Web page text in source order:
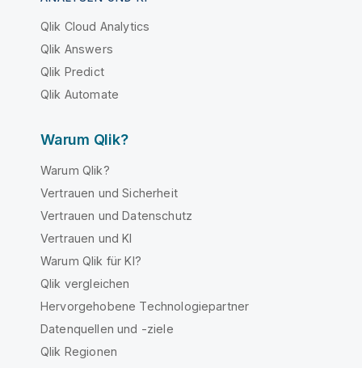
Qlik Cloud Analytics
Qlik Answers
Qlik Predict
Qlik Automate
Warum Qlik?
Warum Qlik?
Vertrauen und Sicherheit
Vertrauen und Datenschutz
Vertrauen und KI
Warum Qlik für KI?
Qlik vergleichen
Hervorgehobene Technologiepartner
Datenquellen und -ziele
Qlik Regionen